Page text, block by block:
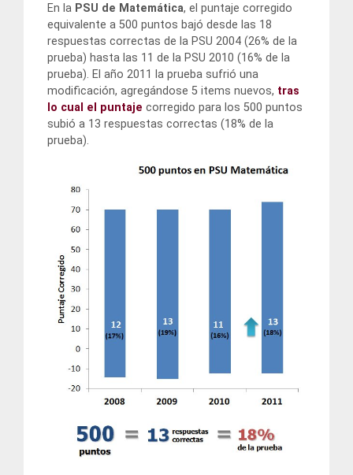
En la PSU de Matemática, el puntaje corregido
equivalente a 500 puntos bajó desde las 18
respuestas correctas de la PSU 2004 (26% de la
prueba) hasta las 11 de la PSU 2010 (16% de la
prueba). El año 2011 la prueba sufrió una
modificación, agregándose 5 items nuevos, tras
lo cual el puntaje corregido para los 500 puntos
subió a 13 respuestas correctas (18% de la
prueba).